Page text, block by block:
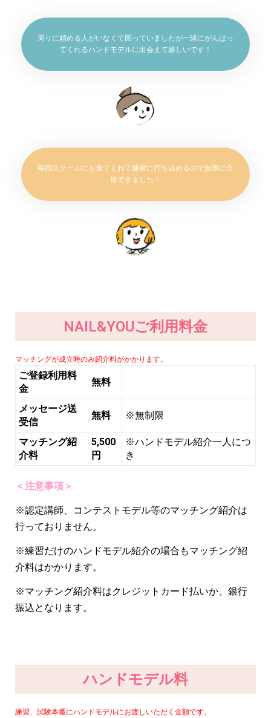
周りに頼める人がいなくて困っていましたが一緒にがんばっ
てくれるハンドモデルに出会えて嬉しいです！
毎回スクールにも来てくれて練習に打ち込めるので無事に合
格できました！
NAIL&YOUご利用料金
マッチングが成立時のみ紹介料がかかります。
ご登録利用料
金
無料
メッセージ送
受信
無料 ※無制限
マッチング紹
介料
5,500
円
※ハンドモデル紹介一人につ
き
＜注意事項＞
※認定講師、コンテストモデル等のマッチング紹介は
行っておりません。
※練習だけのハンドモデル紹介の場合もマッチング紹
介料はかかります。
※マッチング紹介料はクレジットカード払いか、銀行
振込となります。
ハンドモデル料
練習、試験本番にハンドモデルにお渡しいただく金額です。